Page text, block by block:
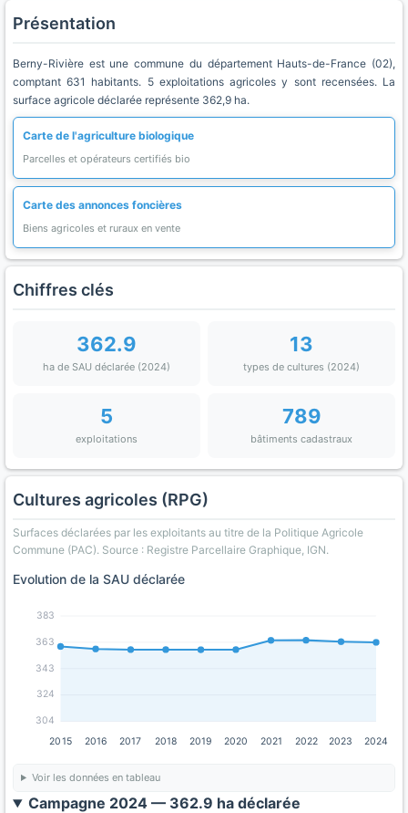
Présentation
Berny-Rivière est une commune du département Hauts-de-France (02),
comptant 631 habitants. 5 exploitations agricoles y sont recensées. La
surface agricole déclarée représente 362,9 ha.
Carte de l'agriculture biologique
Parcelles et opérateurs certifiés bio
Carte des annonces foncières
Biens agricoles et ruraux en vente
Chiffres clés
362.9
ha de SAU déclarée (2024)
13
types de cultures (2024)
5
exploitations
789
bâtiments cadastraux
Cultures agricoles (RPG)
Surfaces déclarées par les exploitants au titre de la Politique Agricole
Commune (PAC). Source : Registre Parcellaire Graphique, IGN.
Evolution de la SAU déclarée
304
324
343
363
383
2015 2016 2017 2018 2019 2020 2021 2022 2023 2024
Voir les données en tableau
Campagne 2024 — 362.9 ha déclarée